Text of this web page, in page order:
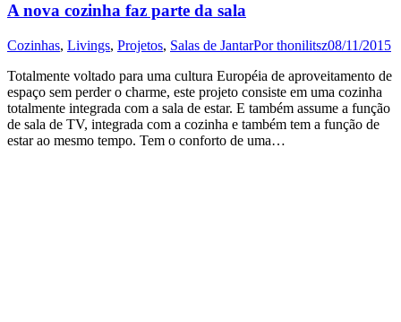
A nova cozinha faz parte da sala
Cozinhas, Livings, Projetos, Salas de JantarPorthonilitsz08/11/2015
Totalmente voltado para uma cultura Européia de aproveitamento de
espaço sem perder o charme, este projeto consiste em uma cozinha
totalmente integrada com a sala de estar. E também assume a função
de sala de TV, integrada com a cozinha e também tem a função de
estar ao mesmo tempo. Tem o conforto de uma…